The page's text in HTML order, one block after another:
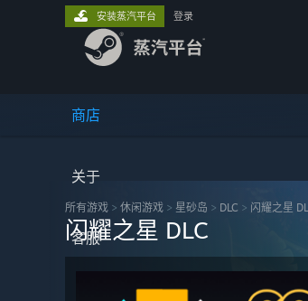
商店
关于
客服
安装蒸汽平台 登录
所有游戏 > 休闲‎游戏 > 星砂岛 > DLC > 闪耀之星
闪耀之星 DLC